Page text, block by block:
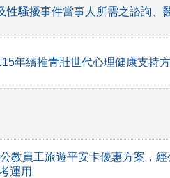
性騷擾事件當事人所需之諮詢、
年續推青壯世代心理健康支持
教員工旅遊平安卡優惠方案，
運用